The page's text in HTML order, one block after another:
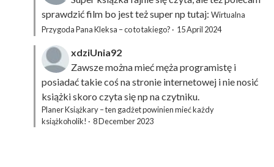
sprawdzić film bo jest też super np tutaj: Wirtualna
Przygoda Pana Kleksa – co to takiego? · 15 April 2024
xdziUnia92
Zawsze można mieć męża programistę i
posiadać takie coś na stronie internetowej i nie nosić
książki skoro czyta się np na czytniku.
Planer Książkary – ten gadżet powinien mieć każdy
książkoholik! · 8 December 2023